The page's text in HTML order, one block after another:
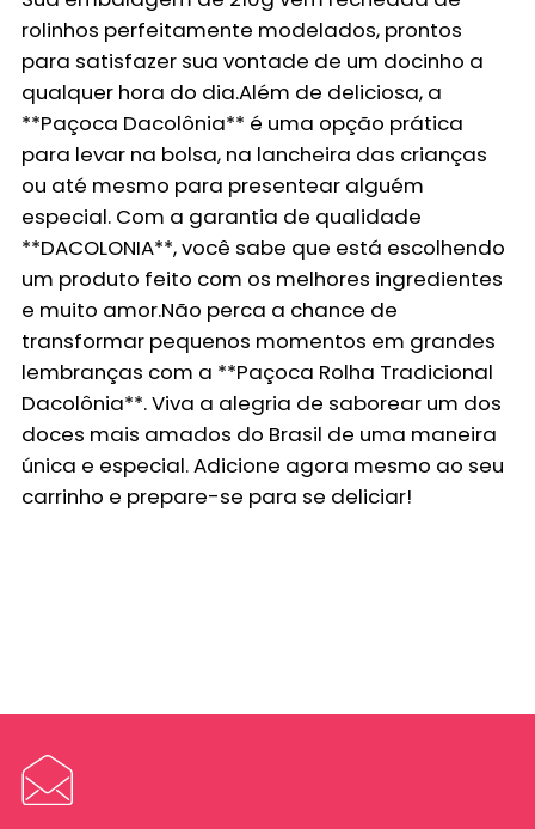
rolinhos perfeitamente modelados, prontos
para satisfazer sua vontade de um docinho a
qualquer hora do dia.Além de deliciosa, a
**Paçoca Dacolônia** é uma opção prática
para levar na bolsa, na lancheira das crianças
ou até mesmo para presentear alguém
especial. Com a garantia de qualidade
**DACOLONIA**, você sabe que está escolhendo
um produto feito com os melhores ingredientes
e muito amor.Não perca a chance de
transformar pequenos momentos em grandes
lembranças com a **Paçoca Rolha Tradicional
Dacolônia**. Viva a alegria de saborear um dos
doces mais amados do Brasil de uma maneira
única e especial. Adicione agora mesmo ao seu
carrinho e prepare-se para se deliciar!